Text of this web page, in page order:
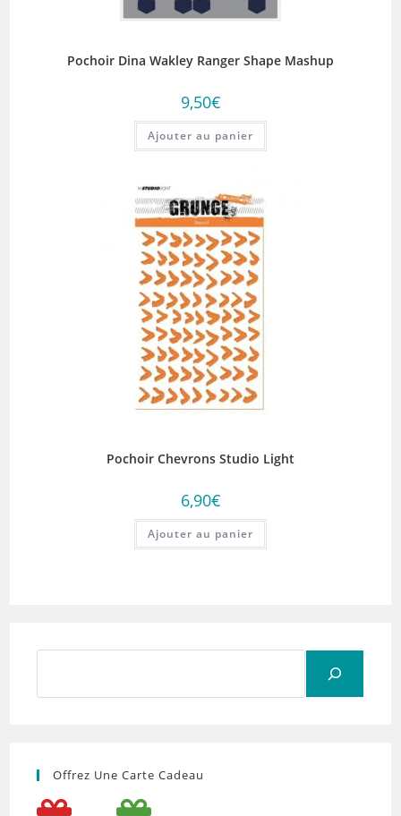
Pochoir Dina Wakley Ranger Shape Mashup
9,50€
Ajouter au panier
Pochoir Chevrons Studio Light
6,90€
Ajouter au panier
Offrez Une Carte Cadeau